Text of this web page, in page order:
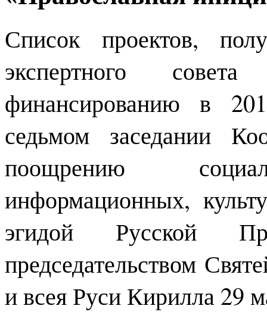
Список проектов,
экспертного
финансированию в
седьмом заседании
поощрению
информационных,
эгидой Русской
председательством
и всея Руси Кирилла 29